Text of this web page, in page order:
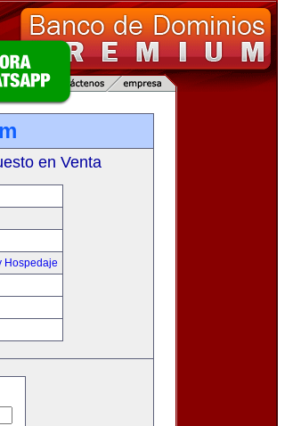
en Venta
Hospedaje